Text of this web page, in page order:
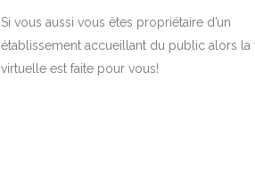
Si vous aussi vous êtes propriétaire d’un
établissement accueillant du public alors la
virtuelle est faite pour vous!